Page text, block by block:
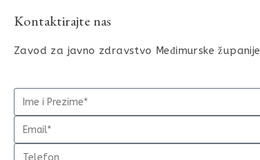
Kontaktirajte nas
Zavod za javno zdravstvo Međimurske županije